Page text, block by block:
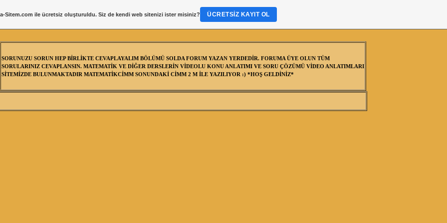
SORUNUZU SORUN HEP BİRLİKTE CEVAPLAYALIM BÖLÜMÜ SOLDA FORUM YAZAN YERDEDİR. FORUMA ÜYE OLUN TÜM
SORULARINIZ CEVAPLANSIN. MATEMATİK VE DİĞER DERSLERİN VİDEOLU KONU ANLATIMI VE SORU ÇÖZÜMÜ VİDEO ANLATIMLARI
SİTEMİZDE BULUNMAKTADIR MATEMATİKCİMM SONUNDAKİ CİMM 2 M İLE YAZILIYOR :) *HOŞ GELDİNİZ*
Sitem.com ile ücretsiz oluşturuldu. Siz de kendi web sitenizi ister misiniz? ÜCRETSIZ KAYIT OL